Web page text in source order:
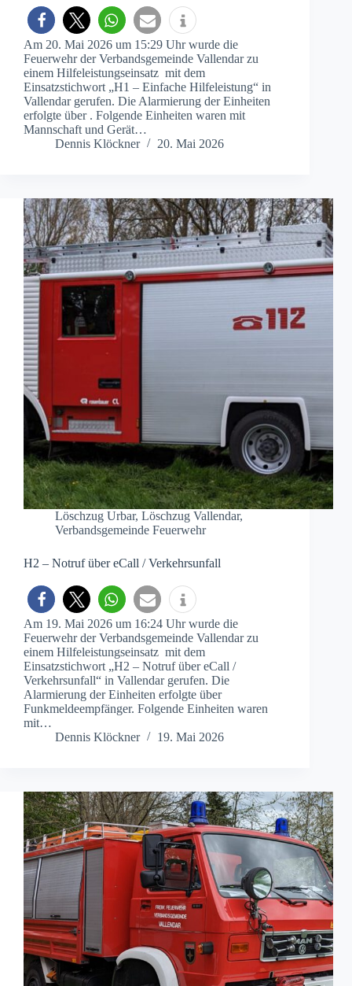
Am 20. Mai 2026 um 15:29 Uhr wurde die
Feuerwehr der Verbandsgemeinde Vallendar zu
einem Hilfeleistungseinsatz mit dem
Einsatzstichwort „H1 – Einfache Hilfeleistung“ in
Vallendar gerufen. Die Alarmierung der Einheiten
erfolgte über . Folgende Einheiten waren mit
Mannschaft und Gerät…
Dennis Klöckner
20. Mai 2026
Löschzug Urbar, Löschzug Vallendar,
Verbandsgemeinde Feuerwehr
H2 – Notruf über eCall / Verkehrsunfall
Am 19. Mai 2026 um 16:24 Uhr wurde die
Feuerwehr der Verbandsgemeinde Vallendar zu
einem Hilfeleistungseinsatz mit dem
Einsatzstichwort „H2 – Notruf über eCall /
Verkehrsunfall“ in Vallendar gerufen. Die
Alarmierung der Einheiten erfolgte über
Funkmeldeempfänger. Folgende Einheiten waren
mit…
Dennis Klöckner
19. Mai 2026